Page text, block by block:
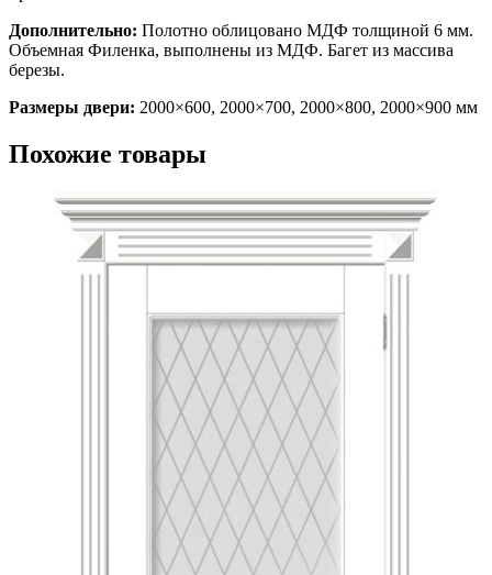
Дополнительно: Полотно облицовано МДФ толщиной 6 мм.
Объемная Филенка, выполнены из МДФ. Багет из массива
березы.
Размеры двери: 2000×600, 2000×700, 2000×800, 2000×900 мм
Похожие товары